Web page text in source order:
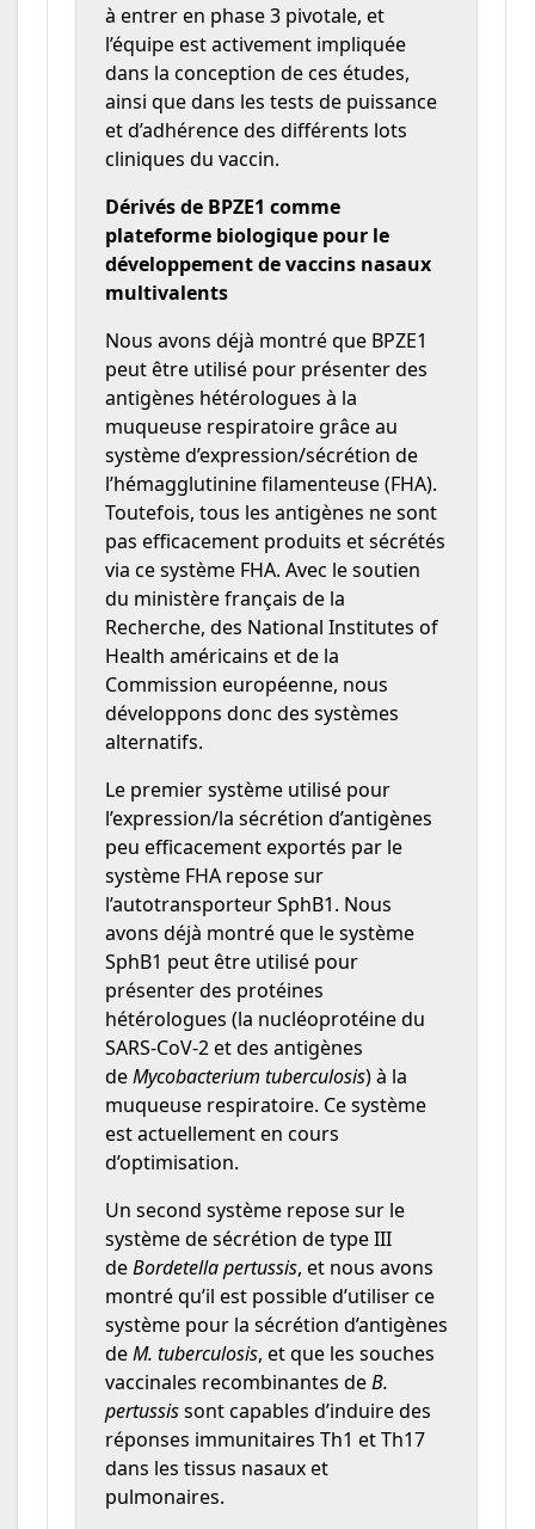
à entrer en phase 3 pivotale, et
l’équipe est activement impliquée
dans la conception de ces études,
ainsi que dans les tests de puissance
et d’adhérence des différents lots
cliniques du vaccin.
Dérivés de BPZE1 comme
plateforme biologique pour le
développement de vaccins nasaux
multivalents
Nous avons déjà montré que BPZE1
peut être utilisé pour présenter des
antigènes hétérologues à la
muqueuse respiratoire grâce au
système d’expression/sécrétion de
l’hémagglutinine filamenteuse (FHA).
Toutefois, tous les antigènes ne sont
pas efficacement produits et sécrétés
via ce système FHA. Avec le soutien
du ministère français de la
Recherche, des National Institutes of
Health américains et de la
Commission européenne, nous
développons donc des systèmes
alternatifs.
Le premier système utilisé pour
l’expression/la sécrétion d’antigènes
peu efficacement exportés par le
système FHA repose sur
l’autotransporteur SphB1. Nous
avons déjà montré que le système
SphB1 peut être utilisé pour
présenter des protéines
hétérologues (la nucléoprotéine du
SARS-CoV-2 et des antigènes
deMycobacterium tuberculosis) à la
muqueuse respiratoire. Ce système
est actuellement en cours
d’optimisation.
Un second système repose sur le
système de sécrétion de type III
deBordetella pertussis, et nous avons
montré qu’il est possible d’utiliser ce
système pour la sécrétion d’antigènes
deM. tuberculosis, et que les souches
vaccinales recombinantes deB.
pertussissont capables d’induire des
réponses immunitaires Th1 et Th17
dans les tissus nasaux et
pulmonaires.